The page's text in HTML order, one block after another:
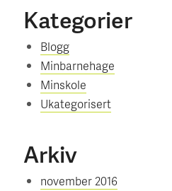
Kategorier
Blogg
Minbarnehage
Minskole
Ukategorisert
Arkiv
november 2016